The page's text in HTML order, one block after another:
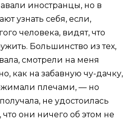
иностранцы, но в
узнать себя, если,
человека, видят, что
Большинство из тех,
смотрели на меня
как на забавную чу-дачку,
плечами, — но
не удостоилась
они ничего об этом не